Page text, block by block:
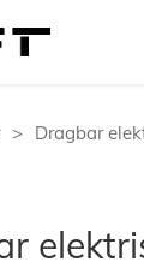
> Dragbar